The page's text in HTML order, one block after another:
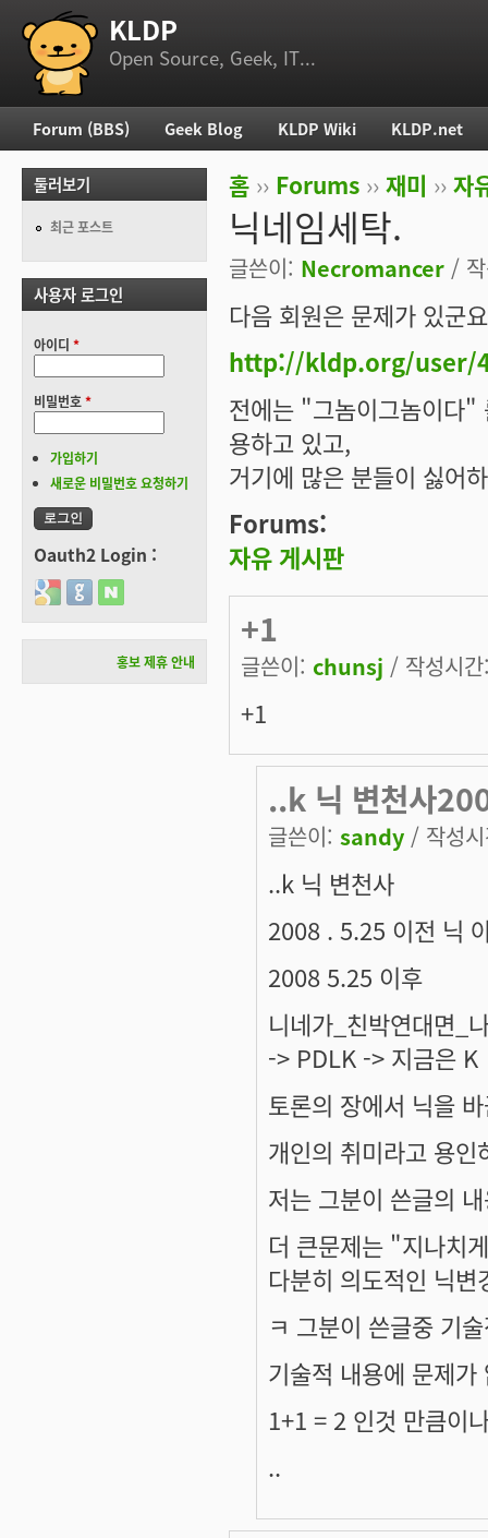
부 메뉴 KLDP
Open Source, Geek, IT...
현재 위치
홈 ›› Forums ›› 재미 ›› 자
닉네임세탁.
글쓴이: Necromancer /
다음 회원은 문제가 있군
http://kldp.org/user/
전에는 "그놈이그놈이다"
용하고 있고,
거기에 많은 분들이 싫어
Forums:
자유 게시판
+1
글쓴이: chunsj / 작성시
+1
..k 닉 변천사
글쓴이: sandy / 작성
..k 닉 변천사
2008 . 5.25 이전 닉
2008 5.25 이후
니네가_친박연대면_
-> PDLK -> 지금은 K
토론의 장에서 닉을
개인의 취미라고 용
저는 그분이 쓴글의
더 큰문제는 "지나치
다분히 의도적인 닉변
ㅋ 그분이 쓴글중 기
기술적 내용에 문제가
1+1 = 2 인것 만큼이
..
주 메뉴
Forum (BBS) Geek Blog KLDP Wiki KLDP.net
둘러보기
최근 포스트
사용자 로그인
아이디 *
비밀번호*
가입하기
새로운 비밀번호 요청하기
Oauth2 Login :
Login with Google
Login with GitHub
Login with Naver
홍보 제휴 안내